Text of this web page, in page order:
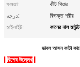
ক্ষমতা:
কীট গিয়ার
درجه:
বিভক্ত শরীর
হাইলাইট:
কানের নাল
ডাবল আসন কাটা
বিশেষ উল্লেখ